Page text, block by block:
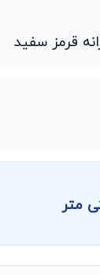
قرمز سفید
متر